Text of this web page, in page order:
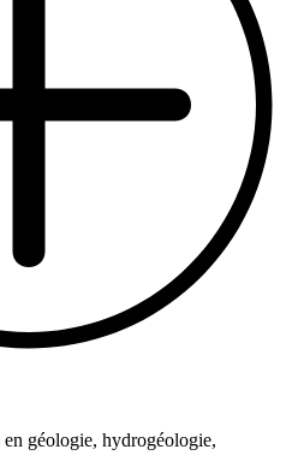
géologie, hydrogéologie,